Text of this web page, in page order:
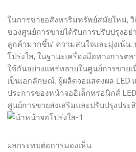
ในการขายอสังหาริมทรัพย์สมัยใหม่,
ของศูนย์การขายได้รับการปรับปรุงอย่
ลูกค้ามากขึ้น’ ความสนใจและมุ่งเน้น.
โปร่งใส, ในฐานะเครื่องมือทางการต
ใช้กันอย่างแพร่หลายในศูนย์การขายเ
เป็นเอกลักษณ์. ผู้ผลิตจอแสดงผล
ประการของหน้าจออิเล็กทรอนิกส์
ศูนย์การขายส่งเสริมและปรับปรุงประ
ผลกระทบต่อการมองเห็น